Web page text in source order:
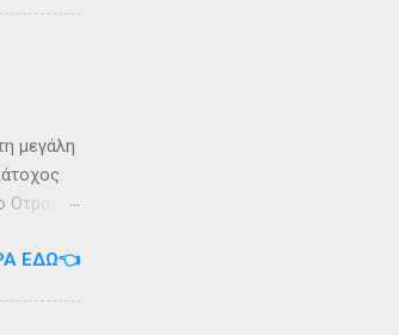
μεγάλη
Οτράντο
ΕΔΏ👈